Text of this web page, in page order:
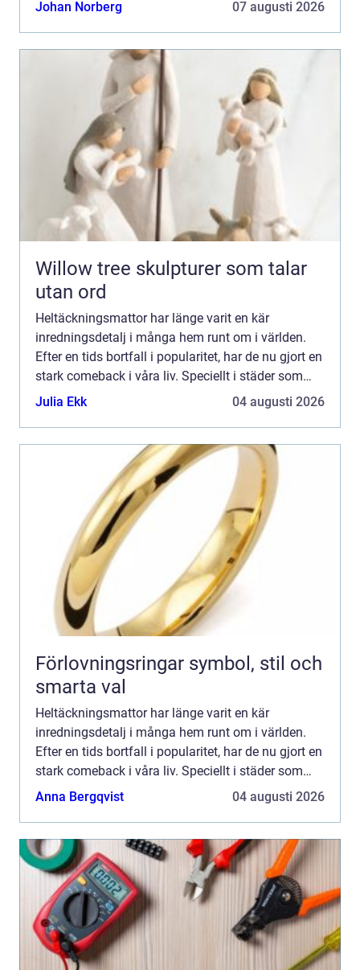
Johan Norberg 07 augusti 2026
Willow tree skulpturer som talar
utan ord
Heltäckningsmattor har länge varit en kär
inredningsdetalj i många hem runt om i världen.
Efter en tids bortfall i popularitet, har de nu gjort en
stark comeback i våra liv. Speciellt i städer som
Stockholm ser vi...
Julia Ekk 04 augusti 2026
Förlovningsringar symbol, stil och
smarta val
Heltäckningsmattor har länge varit en kär
inredningsdetalj i många hem runt om i världen.
Efter en tids bortfall i popularitet, har de nu gjort en
stark comeback i våra liv. Speciellt i städer som
Stockholm ser vi...
Anna Bergqvist 04 augusti 2026